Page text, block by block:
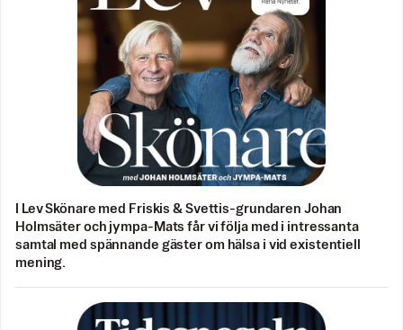
I Lev Skönare med Friskis & Svettis-grundaren Johan
Holmsäter och jympa-Mats får vi följa med i intressanta
samtal med spännande gäster om hälsa i vid existentiell
mening.